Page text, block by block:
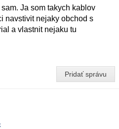
Ja som takych kablov
navstivit nejaky obchod s
a vlastnit nejaku tu
Pridať správu